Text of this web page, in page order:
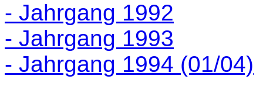
- Jahrgang 1992
- Jahrgang 1993
- Jahrgang 1994 (01/04)